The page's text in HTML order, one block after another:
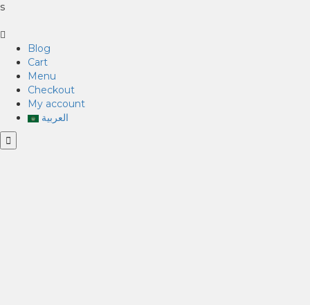
s
Blog
Cart
Menu
Checkout
My account
العربية